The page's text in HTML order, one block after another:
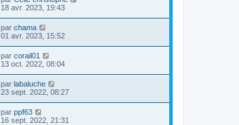
18 avr. 2023, 19:43
par chama
01 avr. 2023, 15:52
par corail01
13 oct. 2022, 08:04
par labaluche
23 sept. 2022, 08:27
par ppf63
16 sept. 2022, 21:31